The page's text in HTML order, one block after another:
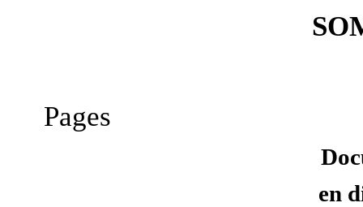
Pages
en